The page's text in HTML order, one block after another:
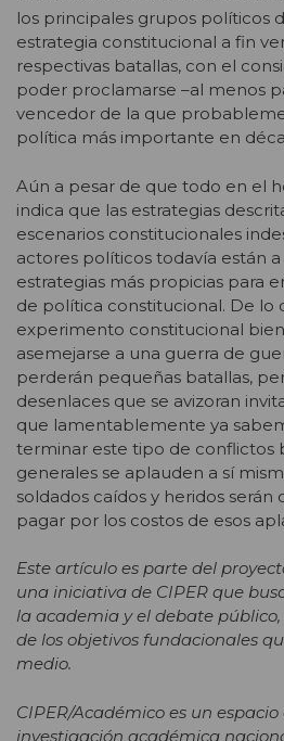
los principales grupos políticos
estrategia constitucional a fin
respectivas batallas, con el
poder proclamarse –al menos
vencedor de la que
política más importante en
Aún a pesar de que todo en el
indica que las estrategias
escenarios constitucionales
actores políticos todavía están
estrategias más propicias para
de política constitucional. De lo
experimento constitucional
asemejarse a una guerra de
perderán pequeñas batallas,
desenlaces que se avizoran
que lamentablemente ya
terminar este tipo de conflictos
generales se aplauden a sí
soldados caídos y heridos serán
pagar por los costos de esos
Este artículo es parte del
una iniciativa de CIPER que
la academia y el debate
de los objetivos fundacionales
medio.
CIPER/Académico es un
investigación académica